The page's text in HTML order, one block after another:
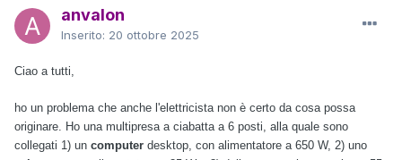
anvalon
Inserito: 20 ottobre 2025
Ciao a tutti,
ho un problema che anche l'elettricista non è certo da cosa possa
originare. Ho una multipresa a ciabatta a 6 posti, alla quale sono
collegati 1) un computer desktop, con alimentatore a 650 W, 2) uno